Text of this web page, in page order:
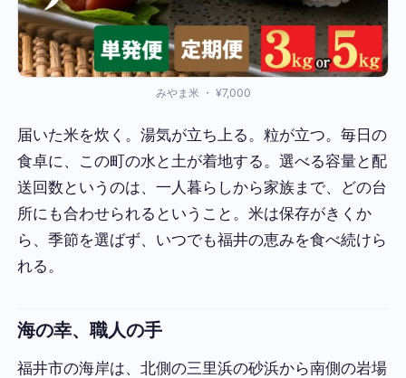
みやま米 ・ ¥7,000
届いた米を炊く。湯気が立ち上る。粒が立つ。毎日の
食卓に、この町の水と土が着地する。選べる容量と配
送回数というのは、一人暮らしから家族まで、どの台
所にも合わせられるということ。米は保存がきくか
ら、季節を選ばず、いつでも福井の恵みを食べ続けら
れる。
海の幸、職人の手
福井市の海岸は、北側の三里浜の砂浜から南側の岩場